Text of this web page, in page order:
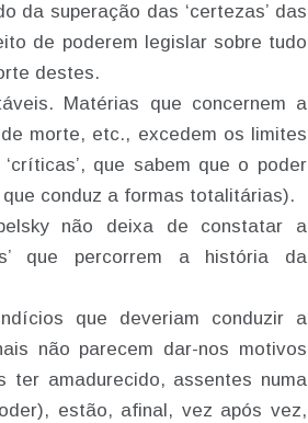
da superação das ‘certezas’ das
de poderem legislar sobre tudo
destes.
Matérias que concernem a
morte, etc., excedem os limites
que sabem que o poder
conduz a formas totalitárias).
não deixa de constatar a
que percorrem a história da
que deveriam conduzir a
não parecem dar-nos motivos
ter amadurecido, assentes numa
estão, afinal, vez após vez,